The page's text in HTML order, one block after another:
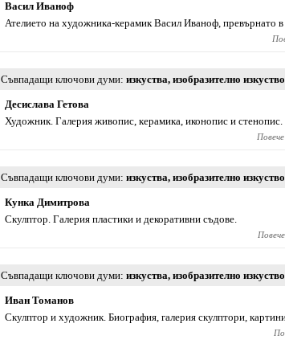
Васил Иваноф
Ателието на художника-керамик Васил Иваноф, превърнато
Съвпадащи ключови думи изкуства, изобразително изкуство
Десислава Гетова
Художник. Галерия живопис, керамика, иконопис и стенопис.
Съвпадащи ключови думи изкуства, изобразително изкуство
Кунка Димитрова
Скулптор. Галерия пластики и декоративни съдове.
Съвпадащи ключови думи изкуства, изобразително изкуство
Иван Томанов
Скулптор и художник. Биография, галерия скулптори,